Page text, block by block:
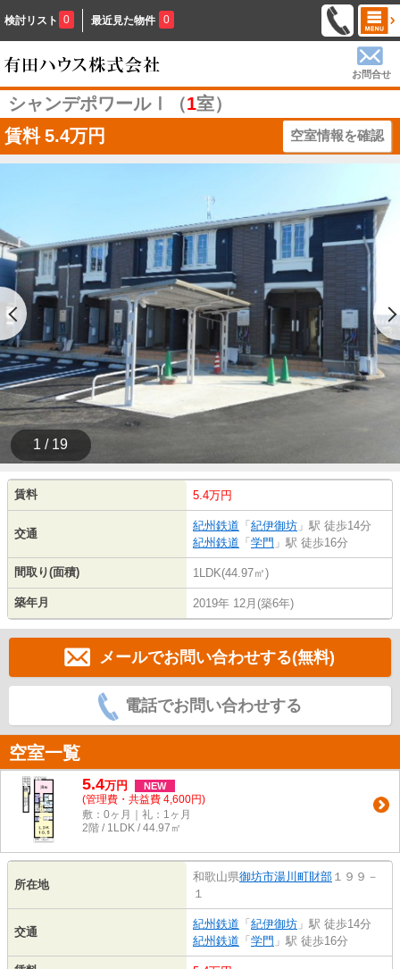
検討リスト 0 最近見た物件 0
お問合せ
シャンデポワールⅠ（1室）
賃料 5.4万円 空室情報を確認
1 / 19
賃料 5.4万円
交通
紀州鉄道 「 紀伊御坊 」駅 徒歩14分
紀州鉄道 「 学門 」駅 徒歩16分
間取り(面積) 1LDK(44.97㎡)
築年月 2019年 12月(築6年)
メールでお問い合わせする(無料)
電話でお問い合わせする
空室一覧
5.4万円 NEW
(管理費・共益費 4,600円)
敷：0ヶ月｜礼：1ヶ月
2階 / 1LDK / 44.97㎡
所在地
和歌山県御坊市湯川町財部 １９９－
１
交通
紀州鉄道 「 紀伊御坊 」駅 徒歩14分
紀州鉄道 「 学門 」駅 徒歩16分